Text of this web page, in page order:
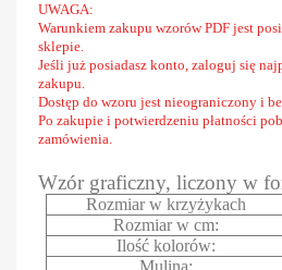
UWAGA:
Warunkiem zakupu wzorów PDF jest
sklepie.
Jeśli już posiadasz konto, zaloguj się
zakupu.
Dostęp do wzoru jest nieograniczony i
Po zakupie i potwierdzeniu płatności
zamówienia.
Wzór graficzny, liczony w
Rozmiar w krzyżykach
Rozmiar w cm:
Ilość kolorów: